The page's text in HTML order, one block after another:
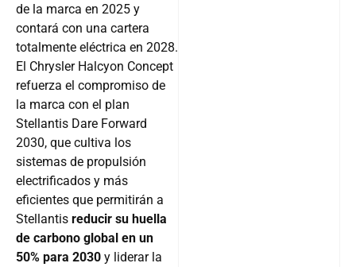
de la marca en 2025 y
contará con una cartera
totalmente eléctrica en 2028.
El Chrysler Halcyon Concept
refuerza el compromiso de
la marca con el plan
Stellantis Dare Forward
2030, que cultiva los
sistemas de propulsión
electrificados y más
eficientes que permitirán a
Stellantis reducir su huella
de carbono global en un
50% para 2030 y liderar la